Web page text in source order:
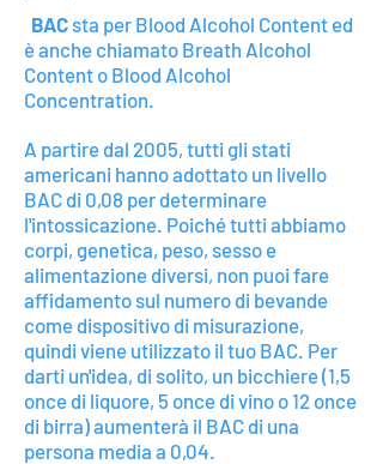
BAC sta per Blood Alcohol Content ed
è anche chiamato Breath Alcohol
Content o Blood Alcohol
Concentration.
A partire dal 2005, tutti gli stati
americani hanno adottato un livello
BAC di 0,08 per determinare
l'intossicazione. Poiché tutti abbiamo
corpi, genetica, peso, sesso e
alimentazione diversi, non puoi fare
affidamento sul numero di bevande
come dispositivo di misurazione,
quindi viene utilizzato il tuo BAC. Per
darti un'idea, di solito, un bicchiere (1,5
once di liquore, 5 once di vino o 12 once
di birra) aumenterà il BAC di una
persona media a 0,04.